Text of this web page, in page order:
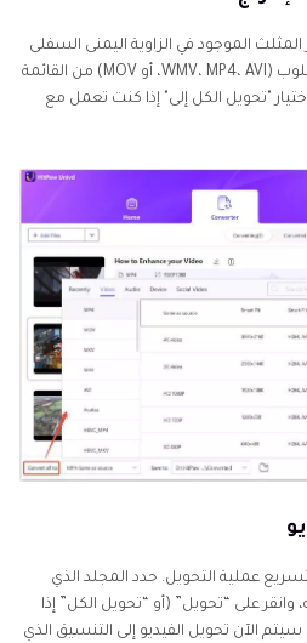
المثلث الموجود في الزاوية اليمنى السفلى
من كل فيديو. اختر التنسيق المطلوب (WMV، MP4، AVI، أو MOV) من القائمة
"تحويل الكل إلى" إذا كنت تعمل مع
عملية التحويل. حدد المجلد الذي
على “تحويل” (أو “تحويل الكل” إذا
الآن تحويل الفيديو إلى التنسيق الذي